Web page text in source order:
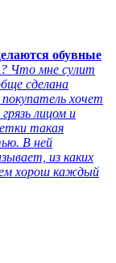
обувные
Что мне сулит
сделана
хочет
лицом и
такая
В ней
из каких
хорош каждый